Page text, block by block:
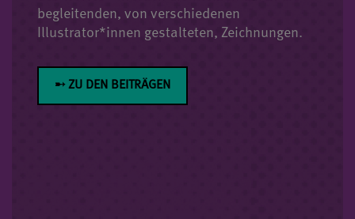
begleitenden, von verschiedenen
Illustrator*innen gestalteten, Zeichnungen.
➸ ZU DEN BEITRÄGEN